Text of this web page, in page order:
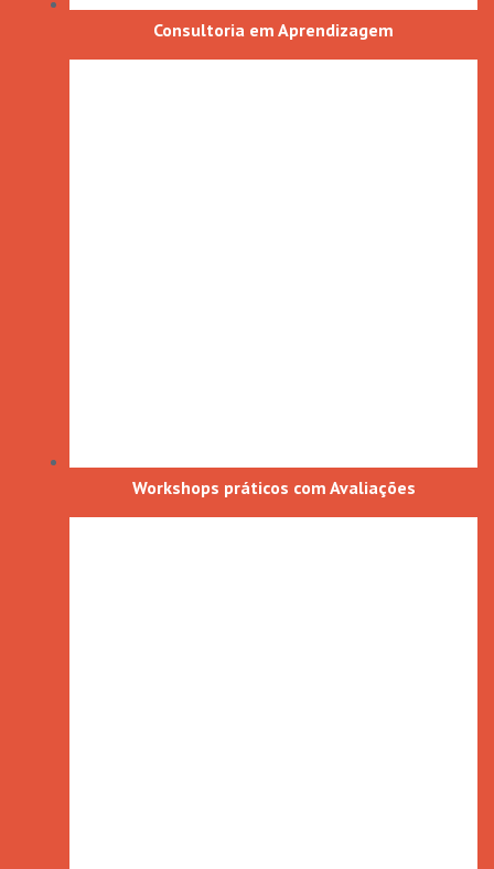
Consultoria em Aprendizagem
Workshops práticos com Avaliações